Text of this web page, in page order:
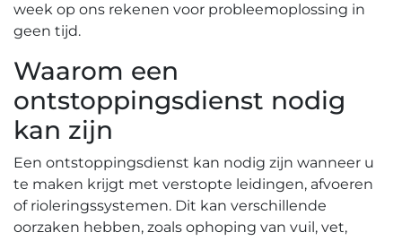
week op ons rekenen voor probleemoplossing in
geen tijd.​
Waarom een
ontstoppingsdienst nodig
kan zijn
Een ontstoppingsdienst kan nodig zijn wanneer u
te maken krijgt met verstopte leidingen, afvoeren
of rioleringssystemen.​ Dit kan verschillende
oorzaken hebben, zoals ophoping van vuil, vet,